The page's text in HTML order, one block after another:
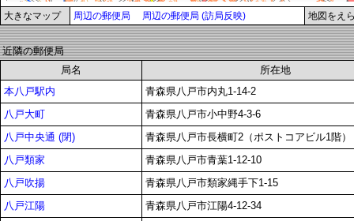
大きなマップ 周辺の郵便局 周辺の郵便局 (訪局反映) 地図をえ
近隣の郵便局
局名
所在地
本八戸駅内
青森県八戸市内丸1-14-2
八戸大町
青森県八戸市小中野4-3-6
八戸中央通 (閉)
青森県八戸市長横町2（ポストコアビル1階）
八戸類家
青森県八戸市青葉1-12-10
八戸吹揚
青森県八戸市類家縄手下1-15
八戸江陽
青森県八戸市江陽4-12-34